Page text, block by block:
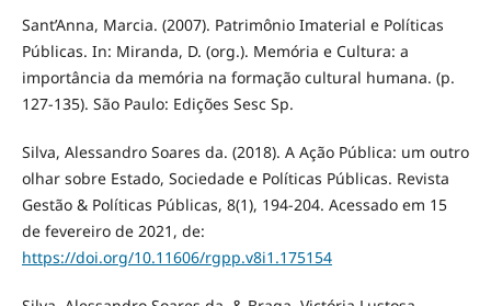
Sant’Anna, Marcia. (2007). Patrimônio Imaterial e Políticas
Públicas. In: Miranda, D. (org.). Memória e Cultura: a
importância da memória na formação cultural humana. (p.
127-135). São Paulo: Edições Sesc Sp.
Silva, Alessandro Soares da. (2018). A Ação Pública: um outro
olhar sobre Estado, Sociedade e Políticas Públicas. Revista
Gestão & Políticas Públicas, 8(1), 194-204. Acessado em 15
de fevereiro de 2021, de:
https://doi.org/10.11606/rgpp.v8i1.175154